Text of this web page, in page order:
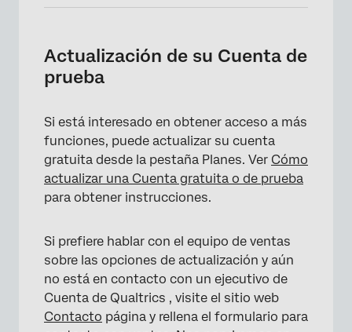
×
Actualización de su Cuenta de
prueba
Si está interesado en obtener acceso a más
funciones, puede actualizar su cuenta
gratuita desde la pestaña Planes. Ver Cómo
actualizar una Cuenta gratuita o de prueba
para obtener instrucciones.
Si prefiere hablar con el equipo de ventas
sobre las opciones de actualización y aún
no está en contacto con un ejecutivo de
Cuenta de Qualtrics , visite el sitio web
Contacto página y rellena el formulario para